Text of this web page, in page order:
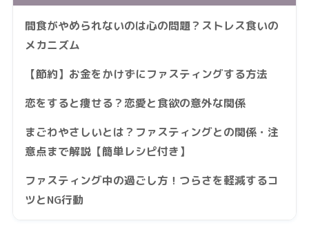
間食がやめられないのは心の問題？ストレス食いの
メカニズム
【節約】お金をかけずにファスティングする方法
恋をすると痩せる？恋愛と食欲の意外な関係
まごわやさしいとは？ファスティングとの関係・注
意点まで解説【簡単レシピ付き】
ファスティング中の過ごし方！つらさを軽減するコ
ツとNG行動